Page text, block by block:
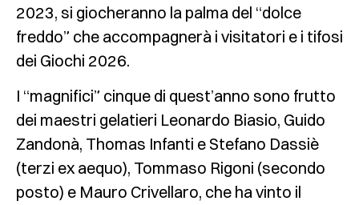
2023, si giocheranno la palma del “dolce
freddo” che accompagnerà i visitatori e i tifosi
dei Giochi 2026.
I “magnifici” cinque di quest’anno sono frutto
dei maestri gelatieri Leonardo Biasio, Guido
Zandonà, Thomas Infanti e Stefano Dassiè
(terzi ex aequo), Tommaso Rigoni (secondo
posto) e Mauro Crivellaro, che ha vinto il